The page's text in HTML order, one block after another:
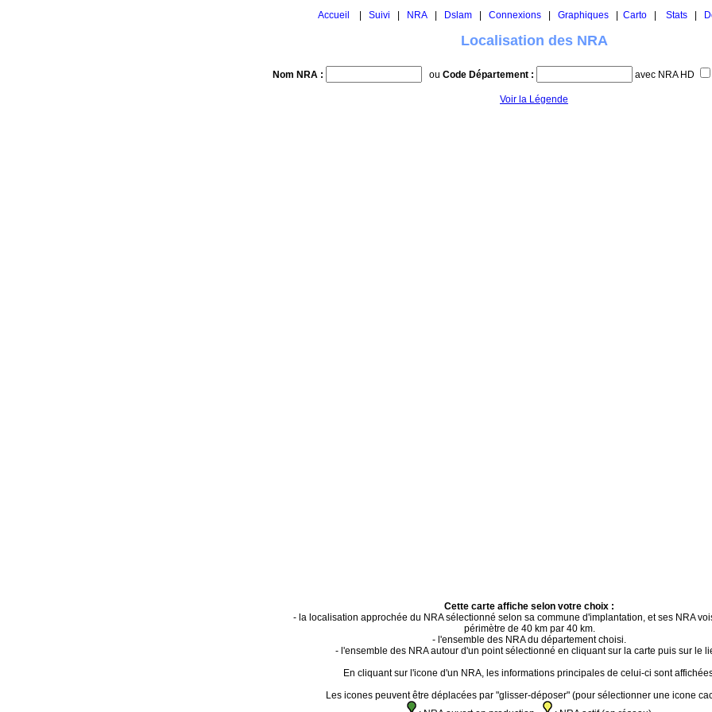
Accueil Suivi NRA Dslam Connexions Graphiques Carto Stats
Localisation des NRA
Nom NRA : ou Code Département : avec NRA HD
Voir la Légende
Cette carte affiche selon votre choix :
- la localisation approchée du NRA sélectionné selon sa commune d'implantation, et ses NRA
périmètre de 40 km par 40 km.
- l'ensemble des NRA du département choisi.
- l'ensemble des NRA autour d'un point sélectionné en cliquant sur la carte puis sur le
En cliquant sur l'icone d'un NRA, les informations principales de celui-ci sont
Les icones peuvent être déplacées par "glisser-déposer" (pour sélectionner une icone